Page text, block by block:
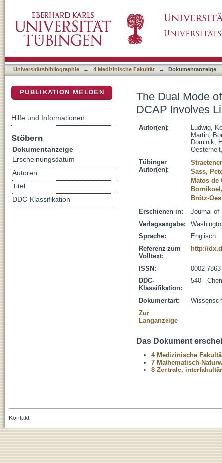
Binding
Universitätsbibliographie → 4 Medizinische Fakultät → Dokumentanzeige
The Dual Mode
DCAP Involves
Autor(en):
Ludwig,
Martin;
Dominik;
Tübinger
Autor(en):
Sass,
Matos de
Brötz-
Erschienen in:
Journal of
Verlagsangabe:
Sprache:
Englisch
Referenz zum
Volltext:
http://
ISSN:
0002-7863
DDC-
Klassifikation:
540 -
Dokumentart:
Zur
Langanzeige
Das Dokument
4 Medizinische
7 Mathematisch-
8 Zentrale,
PUBLIKATION MELDEN
Hilfe und Informationen
Stöbern
Dokumentanzeige
Erscheinungsdatum
Autoren
Titel
DDC-Klassifikation
Kontakt